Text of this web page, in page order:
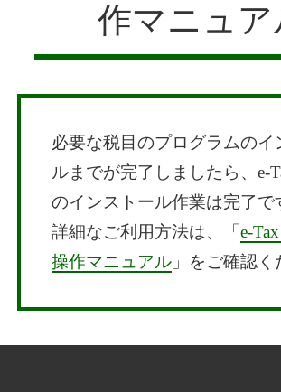
作マニュア
必要な税目のプログラムのイ
ルまでが完了しましたら、e-
のインストール作業は完了で
詳細なご利用方法は、「 e-
操作マニュアル」をご確認く